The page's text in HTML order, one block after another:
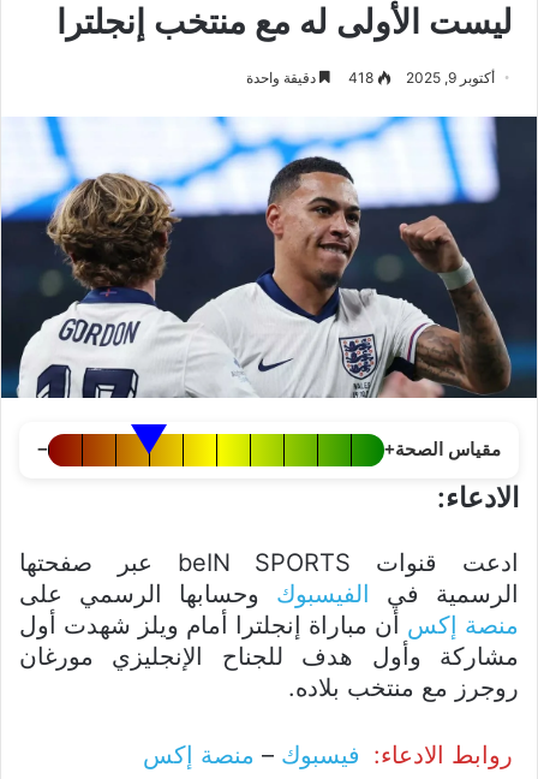
ليست الأولى له مع منتخب إنجلترا
أكتوبر 9, 2025 418 دقيقة واحدة
مقياس الصحة+
−
الادعاء:
ادعت قنوات beIN SPORTS عبر صفحتها
الرسمية في الفيسبوك وحسابها الرسمي على
منصة إكس أن مباراة إنجلترا أمام ويلز شهدت أول
مشاركة وأول هدف للجناح الإنجليزي مورغان
روجرز مع منتخب بلاده.
روابط الادعاء: فيسبوك – منصة إكس